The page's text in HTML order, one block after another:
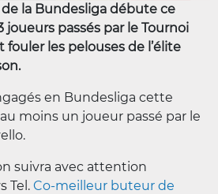
de la Bundesliga débute ce
joueurs passés par le Tournoi
fouler les pelouses de l’élite
en Bundesliga cette
moins un joueur passé par le
suivra avec attention
Tel. Co-meilleur buteur de